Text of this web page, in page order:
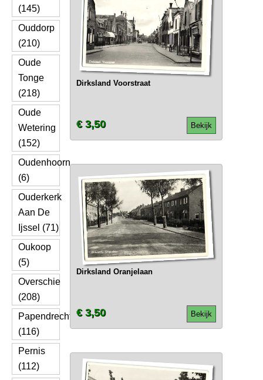
(145)
Ouddorp
(210)
Oude
Tonge
(218)
Oude
Wetering
(152)
Oudenhoorn
(6)
Ouderkerk
Aan De
Ijssel (71)
Oukoop
(5)
Overschie
(208)
Papendrecht
(116)
Pernis
(112)
Dirksland Voorstraat
Bekijk
€ 3,50
Dirksland Oranjelaan
Bekijk
€ 3,50